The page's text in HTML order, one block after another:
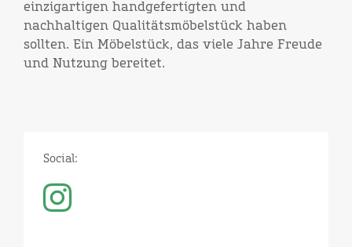
einzigartigen handgefertigten und
nachhaltigen Qualitätsmöbelstück haben
sollten. Ein Möbelstück, das viele Jahre Freude
und Nutzung bereitet.
Social: